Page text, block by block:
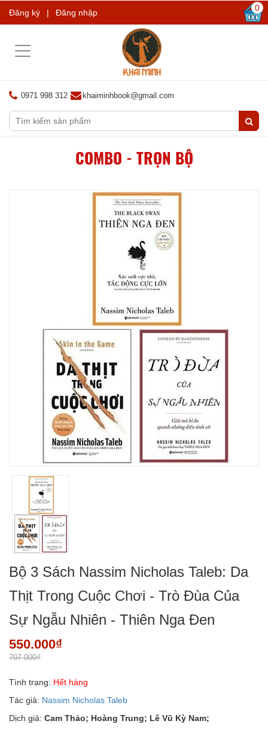
Đăng ký | Đăng nhập 0
Toggle
0971 998 312 khaiminhbook@gmail.com
COMBO - TRỌN BỘ
Bộ 3 Sách Nassim Nicholas Taleb: Da
Thịt Trong Cuộc Chơi - Trò Đùa Của
Sự Ngẫu Nhiên - Thiên Nga Đen
550.000₫
707.000₫
Tình trạng: Hết hàng
Tác giả: Nassim Nicholas Taleb
Dịch giả: Cam Thảo; Hoàng Trung; Lê Vũ Kỳ Nam;